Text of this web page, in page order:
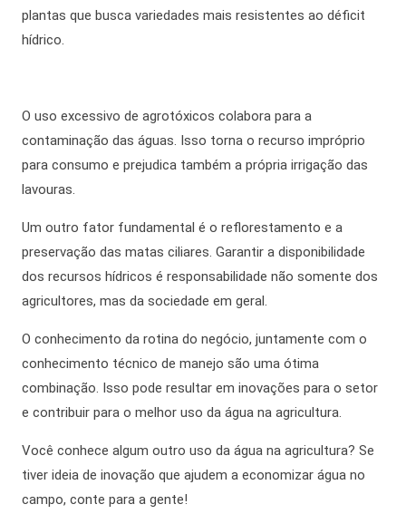
plantas que busca variedades mais resistentes ao déficit
hídrico.
O uso excessivo de agrotóxicos colabora para a
contaminação das águas. Isso torna o recurso impróprio
para consumo e prejudica também a própria irrigação das
lavouras.
Um outro fator fundamental é o reflorestamento e a
preservação das matas ciliares. Garantir a disponibilidade
dos recursos hídricos é responsabilidade não somente dos
agricultores, mas da sociedade em geral
O conhecimento da rotina do negócio, juntamente com o
conhecimento técnico de manejo são uma ótima
combinação. Isso pode resultar em inovações para o setor
e contribuir para o melhor uso da água na agricultura.
Você conhece algum outro uso da água na agricultura? Se
tiver ideia de inovação que ajudem a economizar água no
campo, conte para a gente!